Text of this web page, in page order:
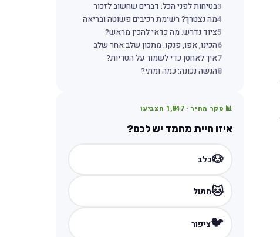
3בטיחות לפני הכל: דברים שחשוב לזכור
4מה נצטרך? רשימת רכיבים פשוטה ובריאה
5ציוד נדרש: מה כדאי להכין מראש?
6הכינו, אפו, פנקו: מתכון שלב אחר שלב
7איך לאחסן כדי לשמור על הטריות?
8הגשה נכונה: כמה ומתי?
📊 סקר מהיר ·1,847 הצביעו
איזו חיית מחמד יש לכם?
🐶כלב
🐱חתול
🐦ציפור